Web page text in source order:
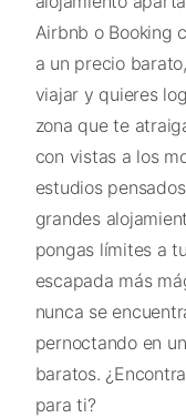
Airbnb o Booking
a un precio
viajar y quieres
zona que te
con vistas a los
estudios
grandes
pongas límites a
escapada más
nunca se
pernoctando en
baratos.
para ti?